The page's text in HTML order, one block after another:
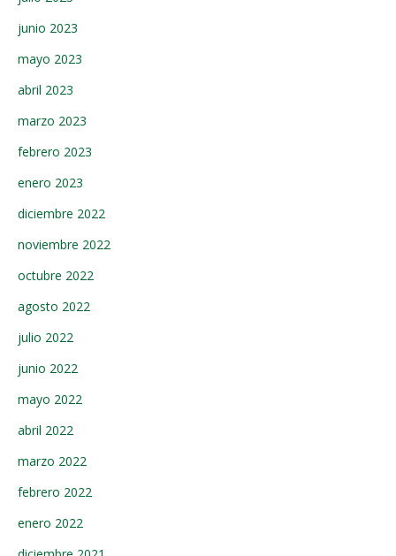
junio 2023
mayo 2023
abril 2023
marzo 2023
febrero 2023
enero 2023
diciembre 2022
noviembre 2022
octubre 2022
agosto 2022
julio 2022
junio 2022
mayo 2022
abril 2022
marzo 2022
febrero 2022
enero 2022